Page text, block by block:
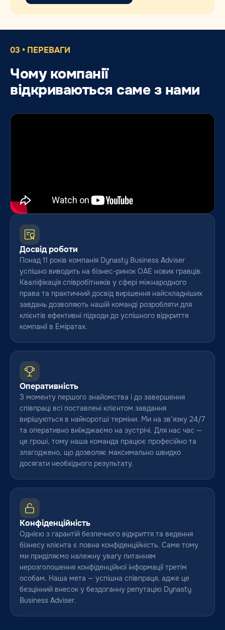
03 • ПЕРЕВАГИ
Чому компанії
відкриваються саме з нами
Досвід роботи
Понад 11 років компанія Dynasty Business Adviser
успішно виводить на бізнес-ринок ОАЕ нових гравців.
Кваліфікація співробітників у сфері міжнародного
права та практичний досвід вирішення найскладніших
завдань дозволяють нашій команді розробляти для
клієнтів ефективні підходи до успішного відкриття
компанії в Еміратах.
Оперативність
З моменту першого знайомства і до завершення
співпраці всі поставлені клієнтом завдання
вирішуються в найкоротші терміни. Ми на зв’язку 24/7
та оперативно виїжджаємо на зустрічі. Для нас час —
це гроші, тому наша команда працює професійно та
злагоджено, що дозволяє максимально швидко
досягати необхідного результату.
Конфіденційність
Однією з гарантій безпечного відкриття та ведення
бізнесу клієнта є повна конфіденційність. Саме тому
ми приділяємо належну увагу питанням
нерозголошення конфіденційної інформації третім
особам. Наша мета — успішна співпраця, адже це
безцінний внесок у бездоганну репутацію Dynasty
Business Adviser.